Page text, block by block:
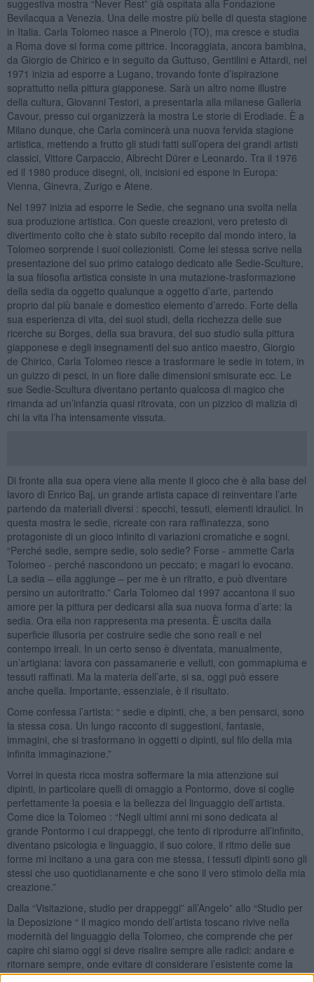
suggestiva mostra “Never Rest” già ospitata alla Fondazione
Bevilacqua a Venezia. Una delle mostre più belle di questa stagione
in Italia. Carla Tolomeo nasce a Pinerolo (TO), ma cresce e studia
a Roma dove si forma come pittrice. Incoraggiata, ancora bambina,
da Giorgio de Chirico e in seguito da Guttuso, Gentilini e Attardi, nel
1971 inizia ad esporre a Lugano, trovando fonte d’ispirazione
soprattutto nella pittura giapponese. Sarà un altro nome illustre
della cultura, Giovanni Testori, a presentarla alla milanese Galleria
Cavour, presso cui organizzerà la mostra Le storie di Erodiade. È a
Milano dunque, che Carla comincerà una nuova fervida stagione
artistica, mettendo a frutto gli studi fatti sull’opera dei grandi artisti
classici, Vittore Carpaccio, Albrecht Dürer e Leonardo. Tra il 1976
ed il 1980 produce disegni, oli, incisioni ed espone in Europa:
Vienna, Ginevra, Zurigo e Atene.
Nel 1997 inizia ad esporre le Sedie, che segnano una svolta nella
sua produzione artistica. Con queste creazioni, vero pretesto di
divertimento colto che è stato subito recepito dal mondo intero, la
Tolomeo sorprende i suoi collezionisti. Come lei stessa scrive nella
presentazione del suo primo catalogo dedicato alle Sedie-Sculture,
la sua filosofia artistica consiste in una mutazione-trasformazione
della sedia da oggetto qualunque a oggetto d’arte, partendo
proprio dal più banale e domestico elemento d’arredo. Forte della
sua esperienza di vita, dei suoi studi, della ricchezza delle sue
ricerche su Borges, della sua bravura, del suo studio sulla pittura
giapponese e degli insegnamenti del suo antico maestro, Giorgio
de Chirico, Carla Tolomeo riesce a trasformare le sedie in totem, in
un guizzo di pesci, in un fiore dalle dimensioni smisurate ecc. Le
sue Sedie-Scultura diventano pertanto qualcosa di magico che
rimanda ad un’infanzia quasi ritrovata, con un pizzico di malizia di
chi la vita l’ha intensamente vissuta.
Di fronte alla sua opera viene alla mente il gioco che è alla base del
lavoro di Enrico Baj, un grande artista capace di reinventare l’arte
partendo da materiali diversi : specchi, tessuti, elementi idraulici. In
questa mostra le sedie, ricreate con rara raffinatezza, sono
protagoniste di un gioco infinito di variazioni cromatiche e sogni.
“Perché sedie, sempre sedie, solo sedie? Forse - ammette Carla
Tolomeo - perché nascondono un peccato; e magari lo evocano.
La sedia – ella aggiunge – per me è un ritratto, e può diventare
persino un autoritratto.” Carla Tolomeo dal 1997 accantona il suo
amore per la pittura per dedicarsi alla sua nuova forma d’arte: la
sedia. Ora ella non rappresenta ma presenta. È uscita dalla
superficie illusoria per costruire sedie che sono reali e nel
contempo irreali. In un certo senso è diventata, manualmente,
un’artigiana: lavora con passamanerie e velluti, con gommapiuma e
tessuti raffinati. Ma la materia dell’arte, si sa, oggi può essere
anche quella. Importante, essenziale, è il risultato.
Come confessa l’artista: “ sedie e dipinti, che, a ben pensarci, sono
la stessa cosa. Un lungo racconto di suggestioni, fantasie,
immagini, che si trasformano in oggetti o dipinti, sul filo della mia
infinita immaginazione.”
Vorrei in questa ricca mostra soffermare la mia attenzione sui
dipinti, in particolare quelli di omaggio a Pontormo, dove si coglie
perfettamente la poesia e la bellezza del linguaggio dell’artista.
Come dice la Tolomeo : “Negli ultimi anni mi sono dedicata al
grande Pontormo i cui drappeggi, che tento di riprodurre all’infinito,
diventano psicologia e linguaggio, il suo colore, il ritmo delle sue
forme mi incitano a una gara con me stessa, i tessuti dipinti sono gli
stessi che uso quotidianamente e che sono il vero stimolo della mia
creazione.”
Dalla “Visitazione, studio per drappeggi” all’Angelo” allo “Studio per
la Deposizione “ il magico mondo dell’artista toscano rivive nella
modernità del linguaggio della Tolomeo, che comprende che per
capire chi siamo oggi si deve risalire sempre alle radici: andare e
ritornare sempre, onde evitare di considerare l’esistente come la
realtà assoluta. Se uno vivesse solo nella contemporaneità,